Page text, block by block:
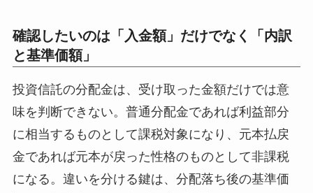
確認したいのは「入金額」だけでなく「内訳
と基準価額」
投資信託の分配金は、受け取った金額だけでは意
味を判断できない。普通分配金であれば利益部分
に相当するものとして課税対象になり、元本払戻
金であれば元本が戻った性格のものとして非課税
になる。違いを分ける鍵は、分配落ち後の基準価